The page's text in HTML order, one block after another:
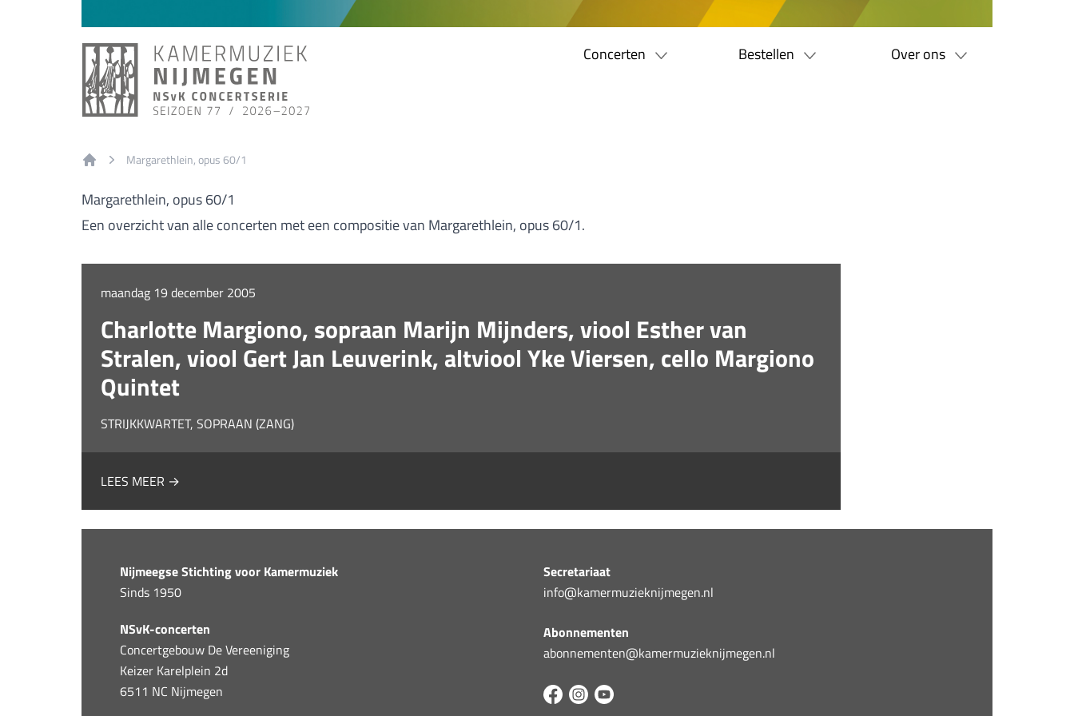
Concerten Bestellen Over ons
Margarethlein, opus 60/1
Margarethlein, opus 60/1
Een overzicht van alle concerten met een compositie van Margarethlein, opus 60/1.
maandag 19 december 2005
Charlotte Margiono, sopraan Marijn Mijnders, viool Esther van
Stralen, viool Gert Jan Leuverink, altviool Yke Viersen, cello Margiono
Quintet
STRIJKKWARTET, SOPRAAN (ZANG)
LEES MEER →
Nijmeegse Stichting voor Kamermuziek
Sinds 1950
NSvK-concerten
Concertgebouw De Vereeniging
Keizer Karelplein 2d
6511 NC Nijmegen
Secretariaat
info@kamermuzieknijmegen.nl
Abonnementen
abonnementen@kamermuzieknijmegen.nl